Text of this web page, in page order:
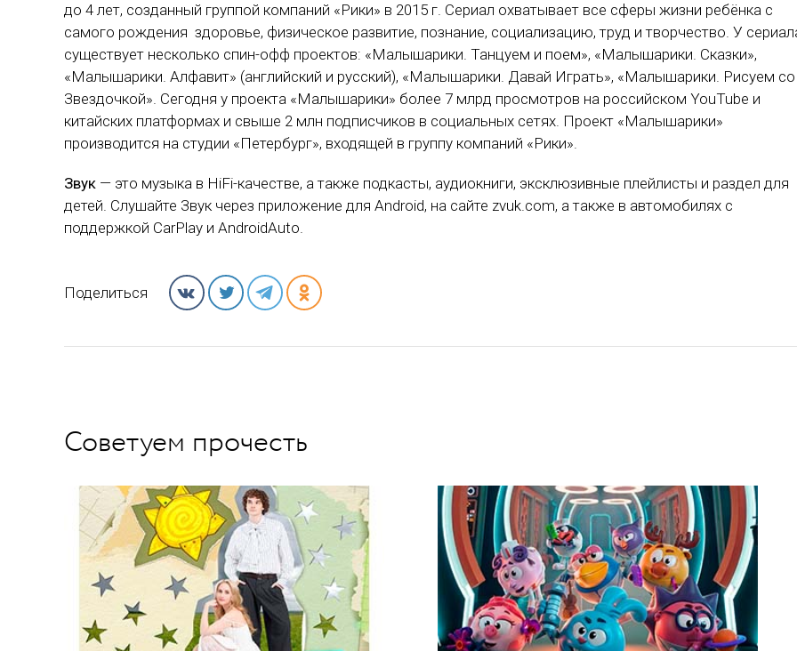
до 4 лет, созданный группой компаний «Рики» в 2015 г. Сериал охватывает все сферы жизни ребёнка с
самого рождения здоровье, физическое развитие, познание, социализацию, труд и творчество. У
существует несколько спин-офф проектов: «Малышарики. Танцуем и поем», «Малышарики. Сказки»,
«Малышарики. Алфавит» (английский и русский), «Малышарики. Давай Играть», «Малышарики. Рисуем со
Звездочкой». Сегодня у проекта «Малышарики» более 7 млрд просмотров на российском YouTube и
китайских платформах и свыше 2 млн подписчиков в социальных сетях. Проект «Малышарики»
производится на студии «Петербург», входящей в группу компаний «Рики».
Звук — это музыка в HiFi-качестве, а также подкасты, аудиокниги, эксклюзивные плейлисты и раздел для
детей. Слушайте Звук через приложение для Android, на сайте zvuk.com, а также в автомобилях с
поддержкой CarPlay и AndroidAuto.
Поделиться
Советуем прочесть